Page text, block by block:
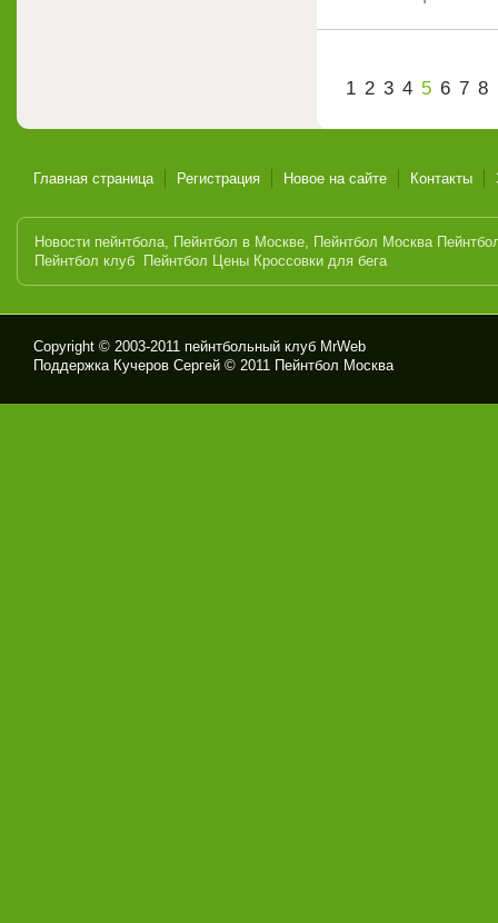
1 2 3 4 5 6 7 8
Главная страница Регистрация Новое на сайте Контакты
Новости пейнтбола, Пейнтбол в Москве, Пейнтбол Москва
Пейнтбол клуб
Пейнтбол Цены Кроссовки для бега
Copyright © 2003-2011 пейнтбольный клуб MrWeb
Поддержка Кучеров Сергей © 2011 Пейнтбол Москва